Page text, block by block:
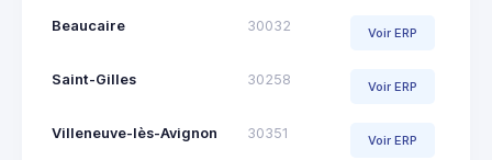
Beaucaire 30032 Voir ERP
Saint-Gilles 30258 Voir ERP
Villeneuve-lès-Avignon 30351 Voir ERP